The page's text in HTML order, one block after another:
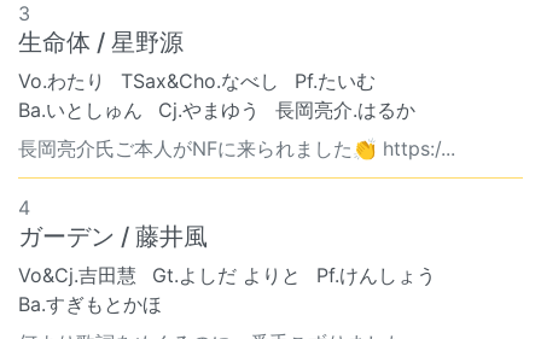
3
生命体 / 星野源
Vo.わたり TSax&Cho.なべし
Pf.たいむ
Ba.いとしゅん
Cj.やまゆう
長岡亮介.はるか
長岡亮介氏ご本人がNFに来られました👏 https:/...
4
ガーデン / 藤井風
Vo&Cj.吉田慧 Gt.よしだ よりと
Pf.けんしょう
Ba.すぎもとかほ